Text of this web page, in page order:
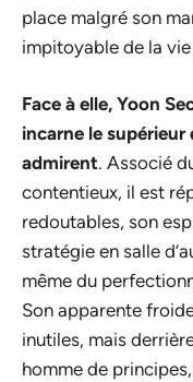
place malgré son
impitoyable de la vie
Face à elle, Yoon
incarne le
admirent. Associé
contentieux, il est
redoutables, son
stratégie en salle
même du
Son apparente
inutiles, mais
homme de